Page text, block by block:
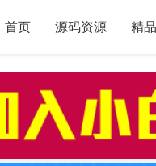
首页 源码资源 精